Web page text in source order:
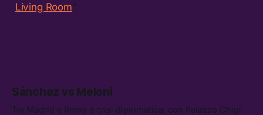
Living Room”.
Sánchez vs Meloni
Tra Madrid e Roma è crisi diplomatica, con Palazzo Chigi